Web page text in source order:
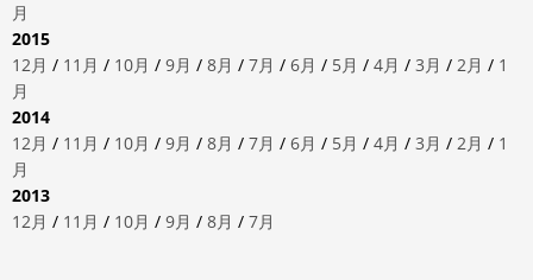
月
2015
12月 / 11月 / 10月 / 9月 / 8月 / 7月 / 6月 / 5月 / 4月 / 3月 / 2月 / 1
月
2014
12月 / 11月 / 10月 / 9月 / 8月 / 7月 / 6月 / 5月 / 4月 / 3月 / 2月 / 1
月
2013
12月 / 11月 / 10月 / 9月 / 8月 / 7月